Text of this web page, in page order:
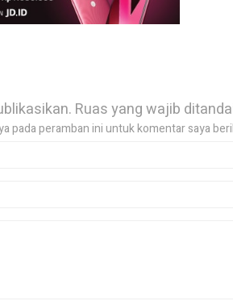
Ruas yang wajib
pada peramban ini untuk komentar saya